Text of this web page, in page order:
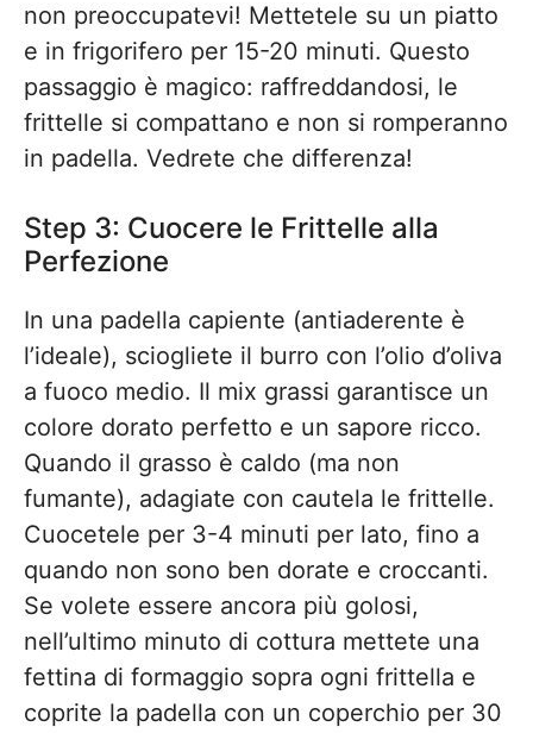
non preoccupatevi! Mettetele su un piatto
e in frigorifero per 15-20 minuti. Questo
passaggio è magico: raffreddandosi, le
frittelle si compattano e non si romperanno
in padella. Vedrete che differenza!
Step 3: Cuocere le Frittelle alla
Perfezione
In una padella capiente (antiaderente è
l’ideale), sciogliete il burro con l’olio d’oliva
a fuoco medio. Il mix grassi garantisce un
colore dorato perfetto e un sapore ricco.
Quando il grasso è caldo (ma non
fumante), adagiate con cautela le frittelle.
Cuocetele per 3-4 minuti per lato, fino a
quando non sono ben dorate e croccanti.
Se volete essere ancora più golosi,
nell’ultimo minuto di cottura mettete una
fettina di formaggio sopra ogni frittella e
coprite la padella con un coperchio per 30